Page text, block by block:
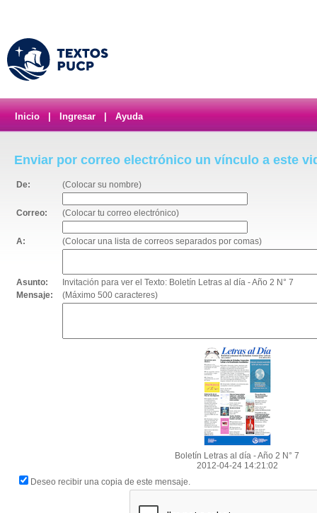
Inicio Ingresar Ayuda
Enviar por correo electrónico un vínculo a este
De: (Colocar su nombre)
Correo: (Colocar tu correo electrónico)
A: (Colocar una lista de correos separados por comas)
Asunto:
Invitación para ver el Texto: Boletín Letras al día - Año 2 N° 7
Mensaje:
(Máximo 500 caracteres)
Boletín Letras al día - Año 2 N° 7
2012-04-24 14:21:02
Deseo recibir una copia de este mensaje.